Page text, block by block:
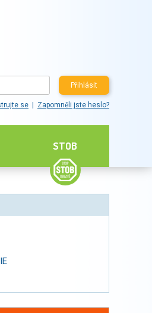
Přihlásit
se Zapomněli jste heslo?
STOB